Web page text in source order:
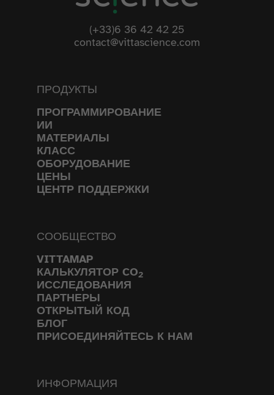
(+33)6 36 42 42 25
contact@vittascience.com
ПРОДУКТЫ
ПРОГРАММИРОВАНИЕ
ИИ
МАТЕРИАЛЫ
КЛАСС
ОБОРУДОВАНИЕ
ЦЕНЫ
ЦЕНТР ПОДДЕРЖКИ
СООБЩЕСТВО
VITTAMAP
КАЛЬКУЛЯТОР CO2
ИССЛЕДОВАНИЯ
ПАРТНЕРЫ
ОТКРЫТЫЙ КОД
БЛОГ
ПРИСОЕДИНЯЙТЕСЬ К НАМ
ИНФОРМАЦИЯ